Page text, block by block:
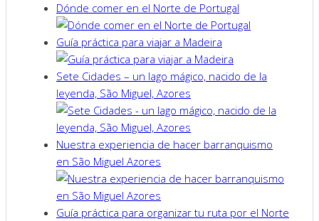
Dónde comer en el Norte de Portugal
Guía práctica para viajar a Madeira
Sete Cidades – un lago mágico, nacido de la
leyenda, São Miguel, Azores
Nuestra experiencia de hacer barranquismo
en São Miguel Azores
Guía práctica para organizar tu ruta por el Norte